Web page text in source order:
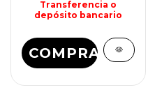
Transferencia o
depósito bancario
COMPRAR